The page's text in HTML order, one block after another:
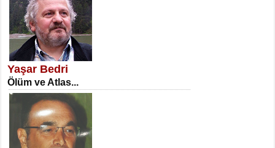
SATILMIŞ ÜMİT ÇETİNKAYA
Erkenlik...
Yaşar Bedri
Ölüm ve Atlas...